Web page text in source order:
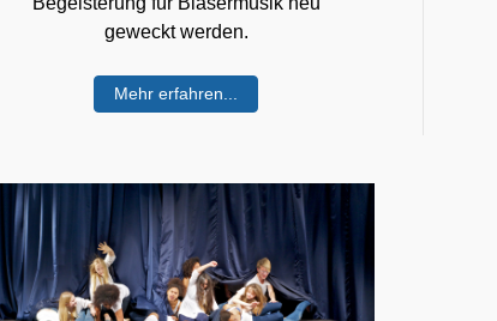
geweckt werden.
Mehr erfahren...